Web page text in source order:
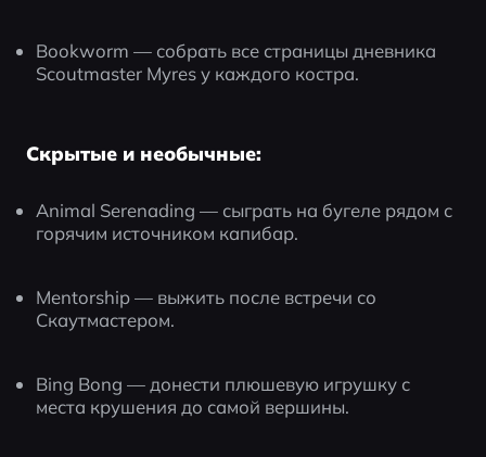
Bookworm — собрать все страницы дневника
Scoutmaster Myres у каждого костра.
Скрытые и необычные:
Animal Serenading — сыграть на бугеле рядом с
горячим источником капибар.
Mentorship — выжить после встречи со
Скаутмастером.
Bing Bong — донести плюшевую игрушку с
места крушения до самой вершины.